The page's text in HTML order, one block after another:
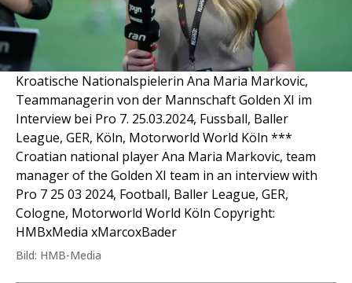
Kroatische Nationalspielerin Ana Maria Markovic,
Teammanagerin von der Mannschaft Golden XI im
Interview bei Pro 7. 25.03.2024, Fussball, Baller
League, GER, Köln, Motorworld World Köln ***
Croatian national player Ana Maria Markovic, team
manager of the Golden XI team in an interview with
Pro 7 25 03 2024, Football, Baller League, GER,
Cologne, Motorworld World Köln Copyright:
HMBxMedia xMarcoxBader
Bild: HMB-Media